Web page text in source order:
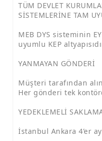
TÜM DEVLET
SİSTEMLERİNE TAM
MEB DYS sisteminin
uyumlu KEP
YANMAYAN GÖNDERİ
Müşteri tarafından
Her gönderi tek
YEDEKLEMELİ
İstanbul Ankara 4’er